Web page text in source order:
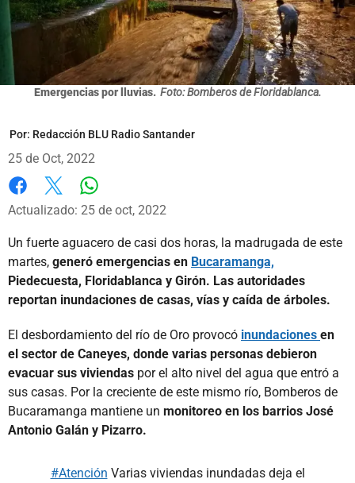
Emergencias por lluvias. Foto: Bomberos de Floridablanca.
Por: Redacción BLU Radio Santander
25 de Oct, 2022
Facebook
X
Actualizado: 25 de oct, 2022
Un fuerte aguacero de casi dos horas, la madrugada de este
martes, generó emergencias en Bucaramanga,
Piedecuesta, Floridablanca y Girón. Las autoridades
reportan inundaciones de casas, vías y caída de árboles.
El desbordamiento del río de Oro provocó inundaciones en
el sector de Caneyes, donde varias personas debieron
evacuar sus viviendas por el alto nivel del agua que entró a
sus casas. Por la creciente de este mismo río, Bomberos de
Bucaramanga mantiene un monitoreo en los barrios José
Antonio Galán y Pizarro.
#Atención Varias viviendas inundadas deja el